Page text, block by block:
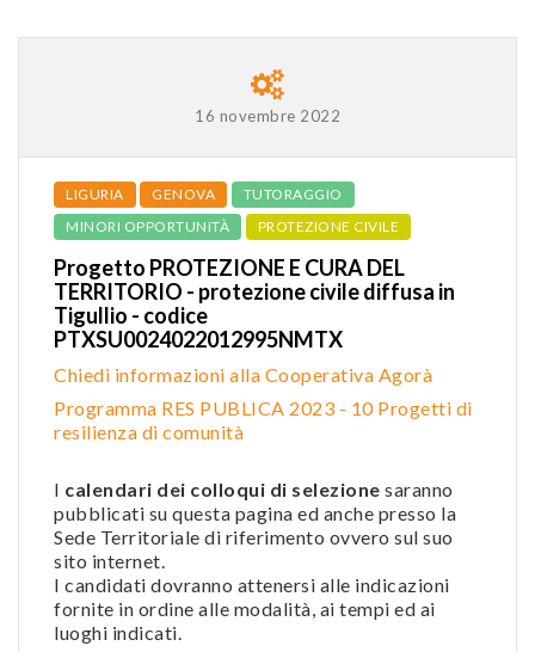
16 novembre 2022
LIGURIA GENOVA
TUTORAGGIO
MINORI OPPORTUNITÀ
PROTEZIONE CIVILE
Progetto PROTEZIONE E CURA DEL
TERRITORIO - protezione civile diffusa in
Tigullio - codice
PTXSU0024022012995NMTX
Chiedi informazioni alla Cooperativa Agorà
Programma RES PUBLICA 2023 - 10 Progetti di
resilienza di comunità
I calendari dei colloqui di selezione saranno
pubblicati su questa pagina ed anche presso la
Sede Territoriale di riferimento ovvero sul suo
sito internet.
I candidati dovranno attenersi alle indicazioni
fornite in ordine alle modalità, ai tempi ed ai
luoghi indicati.